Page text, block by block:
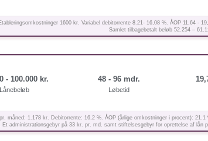
1600 kr. Variabel debitorrente 8.21- 16,08 %. ÅOP 11,64 -
Samlet tilbagebetalt beløb 52.254 –
- 100.000 kr.
Lånebeløb
48 - 96 mdr.
Løbetid
måned: 1.178 kr. Debitorrente: 16,2 %. ÅOP (årlige omkostninger i procent):
administrationsgebyr på 33 kr. pr. md. samt stiftelsesgebyr for oprettelse af lån